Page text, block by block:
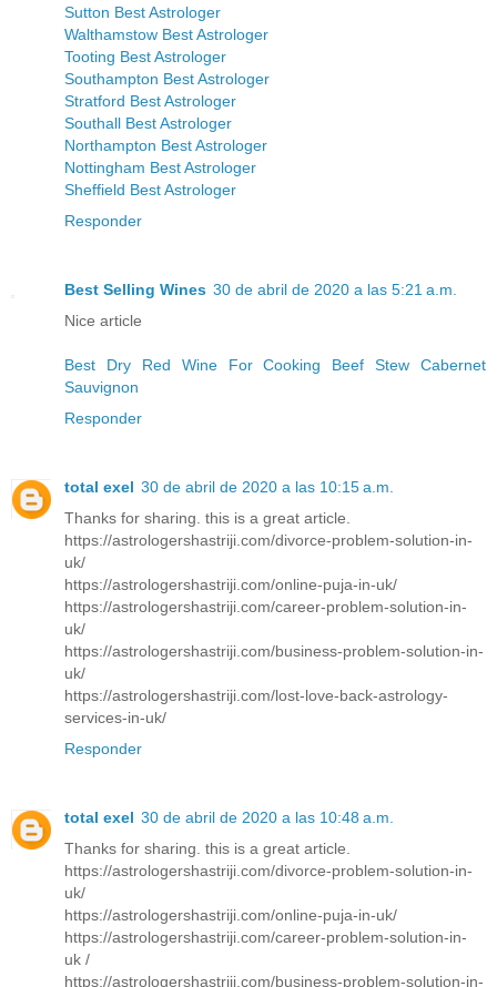
Sutton Best Astrologer
Walthamstow Best Astrologer
Tooting Best Astrologer
Southampton Best Astrologer
Stratford Best Astrologer
Southall Best Astrologer
Northampton Best Astrologer
Nottingham Best Astrologer
Sheffield Best Astrologer
Responder
Best Selling Wines 30 de abril de 2020 a las 5:21 a.m.
Nice article
Best Dry Red Wine For Cooking Beef Stew Cabernet
Sauvignon
Responder
total exel 30 de abril de 2020 a las 10:15 a.m.
Thanks for sharing. this is a great article.
https://astrologershastriji.com/divorce-problem-solution-in-
uk/
https://astrologershastriji.com/online-puja-in-uk/
https://astrologershastriji.com/career-problem-solution-in-
uk/
https://astrologershastriji.com/business-problem-solution-in-
uk/
https://astrologershastriji.com/lost-love-back-astrology-
services-in-uk/
Responder
total exel 30 de abril de 2020 a las 10:48 a.m.
Thanks for sharing. this is a great article.
https://astrologershastriji.com/divorce-problem-solution-in-
uk/
https://astrologershastriji.com/online-puja-in-uk/
https://astrologershastriji.com/career-problem-solution-in-
uk /
https://astrologershastriji.com/business-problem-solution-in-